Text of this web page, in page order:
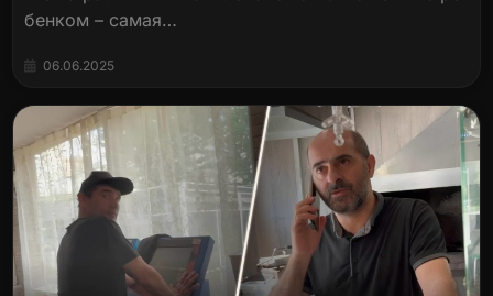
бенком – самая…
06.06.2025